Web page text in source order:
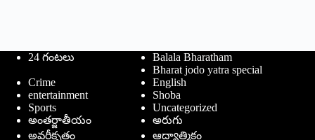
24 గంటలు
Balala Bharatham
Bharat jodo yatra special
Crime
English
entertainment
Shoba
Sports
Uncategorized
అంతర్జాతీయం
అరుగు
అవర్గీకృతం
ఆద్యాత్మికం